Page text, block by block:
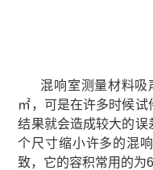
混响室测量材料吸
㎡，可是在许多时候
结果就会造成较大的
个尺寸缩小许多的混
致，它的容积常用的为6